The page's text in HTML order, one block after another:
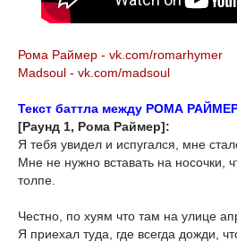
Рома Раймер - vk.com/romarhymer
Madsoul - vk.com/madsoul
Текст баттла между РОМА
[Раунд 1, Рома Раймер]:
Я тебя увидел и испугался, мне
Мне не нужно вставать на носочки,
толпе.
Честно, по хуям что там на улице
Я приехал туда, где всегда дожди,